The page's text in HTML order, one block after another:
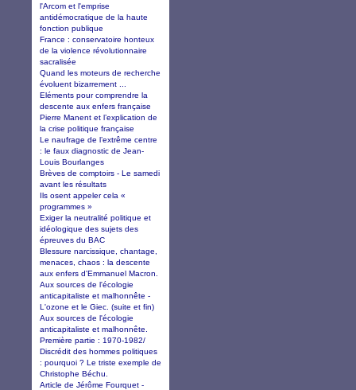
l'Arcom et l'emprise
antidémocratique de la haute
fonction publique
France : conservatoire honteux
de la violence révolutionnaire
sacralisée
Quand les moteurs de recherche
évoluent bizarrement ...
Eléments pour comprendre la
descente aux enfers française
Pierre Manent et l’explication de
la crise politique française
Le naufrage de l’extrême centre
: le faux diagnostic de Jean-
Louis Bourlanges
Brèves de comptoirs - Le samedi
avant les résultats
Ils osent appeler cela «
programmes »
Exiger la neutralité politique et
idéologique des sujets des
épreuves du BAC
Blessure narcissique, chantage,
menaces, chaos : la descente
aux enfers d'Emmanuel Macron.
Aux sources de l'écologie
anticapitaliste et malhonnête -
L'ozone et le Giec. (suite et fin)
Aux sources de l'écologie
anticapitaliste et malhonnête.
Première partie : 1970-1982/
Discrédit des hommes politiques
: pourquoi ? Le triste exemple de
Christophe Béchu.
Article de Jérôme Fourquet -